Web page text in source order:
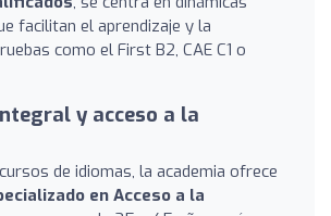
facilitan el aprendizaje y la
como el First B2, CAE C1 o
y acceso a la
de idiomas, la academia ofrece
en Acceso a la